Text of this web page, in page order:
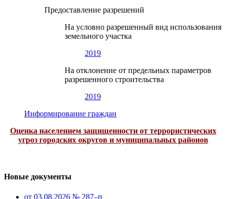
Предоставление разрешений
На условно разрешенный вид использования
земельного участка
2019
На отклонение от предельных параметров
разрешенного строительства
2019
Информирование граждан
Оценка населением защищенности от террористических
угроз городских округов и муниципальных районов
Новые документы
от 03.08.2026 № 287–п